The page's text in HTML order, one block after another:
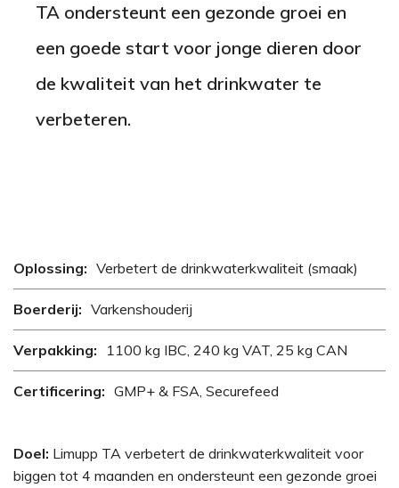
TA ondersteunt een gezonde groei en
een goede start voor jonge dieren door
de kwaliteit van het drinkwater te
verbeteren.
Oplossing: Verbetert de drinkwaterkwaliteit (smaak)
Boerderij: Varkenshouderij
Verpakking: 1100 kg IBC, 240 kg VAT, 25 kg CAN
Certificering: GMP+ & FSA, Securefeed
Doel: Limupp TA verbetert de drinkwaterkwaliteit voor
biggen tot 4 maanden en ondersteunt een gezonde groei